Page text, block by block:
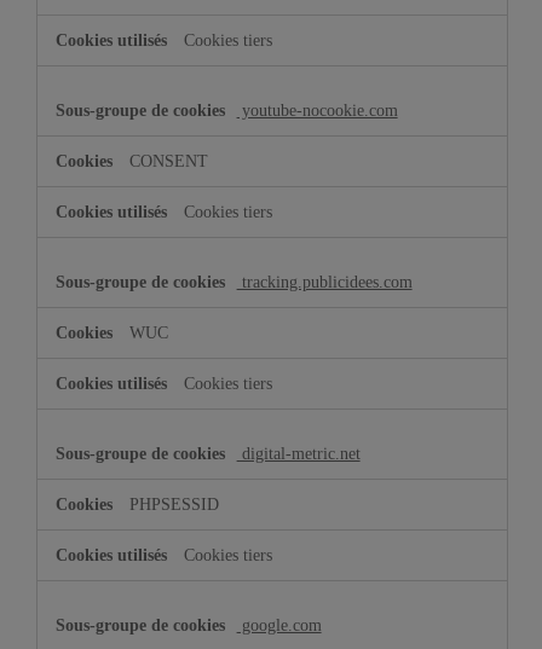
Cookies tiers
youtube-nocookie.com
CONSENT
Cookies tiers
tracking.publicidees.com
WUC
Cookies tiers
digital-metric.net
PHPSESSID
Cookies tiers
google.com